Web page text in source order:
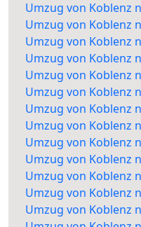
Umzug von Koblenz
Umzug von Koblenz
Umzug von Koblenz
Umzug von Koblenz
Umzug von Koblenz
Umzug von Koblenz
Umzug von Koblenz
Umzug von Koblenz
Umzug von Koblenz
Umzug von Koblenz
Umzug von Koblenz
Umzug von Koblenz
Umzug von Koblenz